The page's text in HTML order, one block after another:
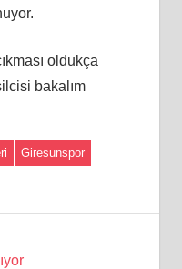
oldukça
bakalım
Giresunspor